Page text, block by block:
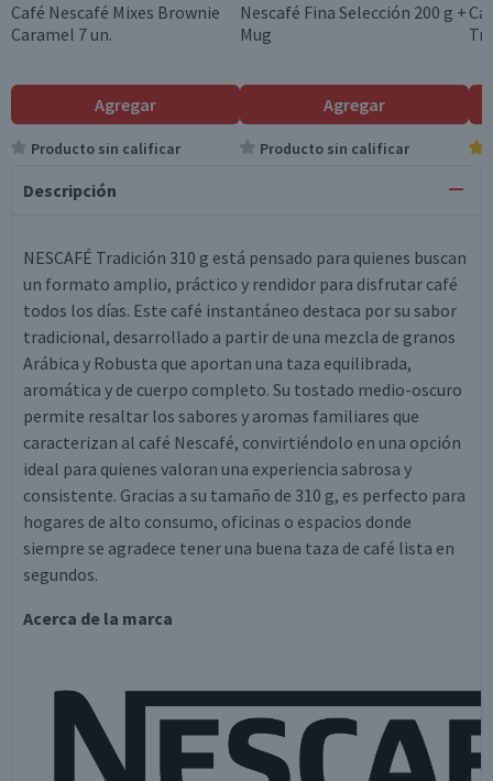
Café Nescafé Mixes Brownie
Caramel 7 un.
Agregar
Producto sin calificar
Nescafé Fina Selección 200 g +
Mug
Agregar
Producto sin calificar
Descripción
NESCAFÉ Tradición 310 g está pensado para quienes buscan
un formato amplio, práctico y rendidor para disfrutar café
todos los días. Este café instantáneo destaca por su sabor
tradicional, desarrollado a partir de una mezcla de granos
Arábica y Robusta que aportan una taza equilibrada,
aromática y de cuerpo completo. Su tostado medio-oscuro
permite resaltar los sabores y aromas familiares que
caracterizan al café Nescafé, convirtiéndolo en una opción
ideal para quienes valoran una experiencia sabrosa y
consistente. Gracias a su tamaño de 310 g, es perfecto para
hogares de alto consumo, oficinas o espacios donde
siempre se agradece tener una buena taza de café lista en
segundos.
Acerca de la marca